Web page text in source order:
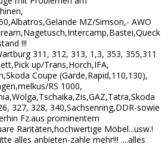
MZ/Simson,- AWO
!!!
311, 312, 313, 1,3, 353, 355,311
up/Trans,Horch,IFA,
Coupe (Garde,Rapid,110,130),
RS 1000,
327, 328, 340,Sachsenring,DDR-sowie
Fz.aus prominentem
Raritäten,hochwertige Möbel...usw.!
alles anbieten-zahle mehr!!! ....alles